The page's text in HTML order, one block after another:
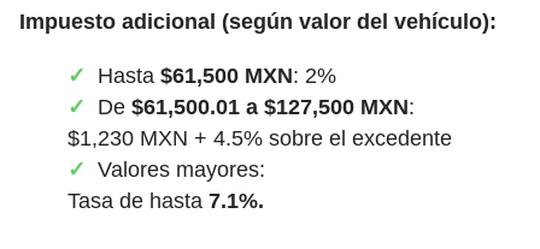
Impuesto adicional (según valor del vehículo):
Hasta $61,500 MXN: 2%
De $61,500.01 a $127,500 MXN:
$1,230 MXN + 4.5% sobre el excedente
Valores mayores:
Tasa de hasta 7.1%.